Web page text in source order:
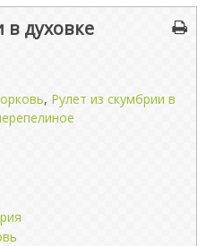
в духовке
, Рулет из скумбрии в